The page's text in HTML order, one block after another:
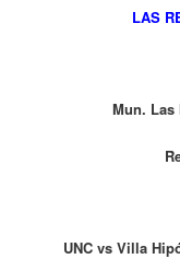
LAS
Mun. Las
UNC vs Villa